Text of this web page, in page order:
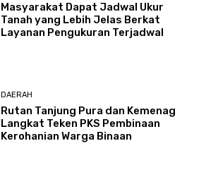
Masyarakat Dapat Jadwal Ukur
Tanah yang Lebih Jelas Berkat
Layanan Pengukuran Terjadwal
DAERAH
Rutan Tanjung Pura dan Kemenag
Langkat Teken PKS Pembinaan
Kerohanian Warga Binaan